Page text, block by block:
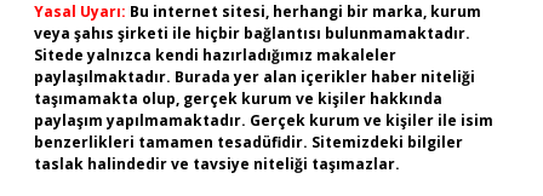
Yasal Uyarı: Bu internet sitesi, herhangi bir marka, kurum
veya şahıs şirketi ile hiçbir bağlantısı bulunmamaktadır.
Sitede yalnızca kendi hazırladığımız makaleler
paylaşılmaktadır. Burada yer alan içerikler haber niteliği
taşımamakta olup, gerçek kurum ve kişiler hakkında
paylaşım yapılmamaktadır. Gerçek kurum ve kişiler ile isim
benzerlikleri tamamen tesadüfidir. Sitemizdeki bilgiler
taslak halindedir ve tavsiye niteliği taşımazlar.